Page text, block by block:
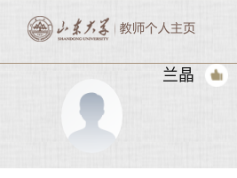
兰晶